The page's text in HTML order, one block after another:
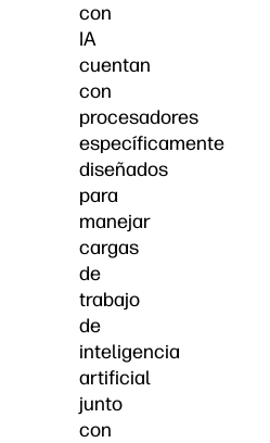
con
IA
cuentan
con
procesadores
específicamente
diseñados
para
manejar
cargas
de
trabajo
de
inteligencia
artificial
junto
con